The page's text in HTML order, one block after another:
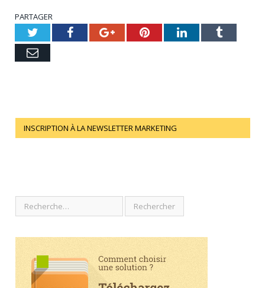
PARTAGER
TwitterFacebookGoogle+PinterestLinkedInTumblr
Email
INSCRIPTION À LA NEWSLETTER MARKETING